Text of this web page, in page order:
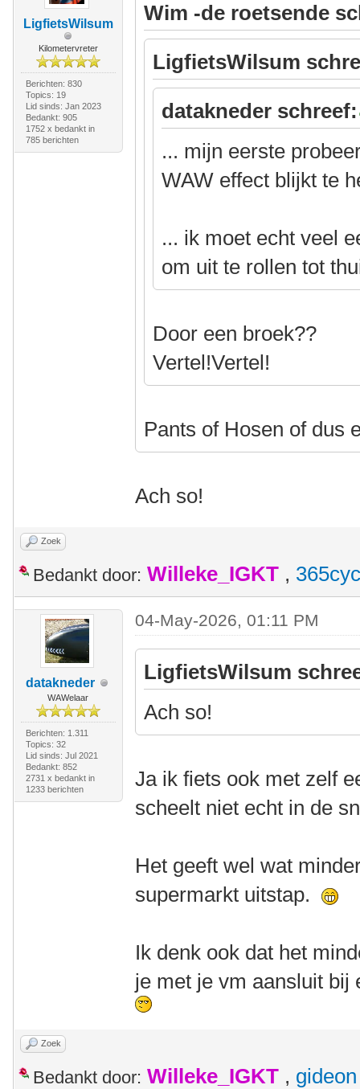
LigfietsWilsum
Kilometervreter
Berichten: 830
Topics: 19
Lid sinds: Jan 2023
Bedankt: 905
1752 x bedankt in
785 berichten
Wim -de roetsende
LigfietsWilsum
datakneder schreef:
... mijn eerste
WAW effect blijkt te
... ik moet echt veel
om uit te rollen tot
Door een broek??
Vertel!Vertel!
Pants of Hosen of dus
Ach so!
Zoek
Bedankt door: Willeke_IGKT ,
datakneder
WAWelaar
Berichten: 1.311
Topics: 32
Lid sinds: Jul 2021
Bedankt: 852
2731 x bedankt in
1233 berichten
04-May-2026, 01:11 PM
LigfietsWilsum
Ach so!
Ja ik fiets ook met zelf
scheelt niet echt in de
Het geeft wel wat
supermarkt uitstap.
Ik denk ook dat het
je met je vm aansluit
Zoek
Bedankt door: Willeke_IGKT , gideon